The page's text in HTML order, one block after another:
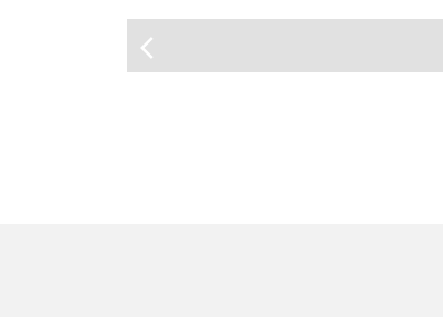
arrow_back_ios